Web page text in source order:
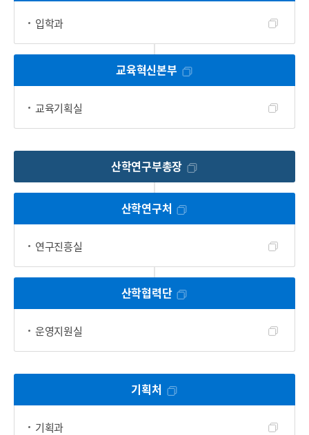
입학과
교육혁신본부
교육기획실
산학연구부총장
산학연구처
연구진흥실
산학협력단
운영지원실
기획처
기획과